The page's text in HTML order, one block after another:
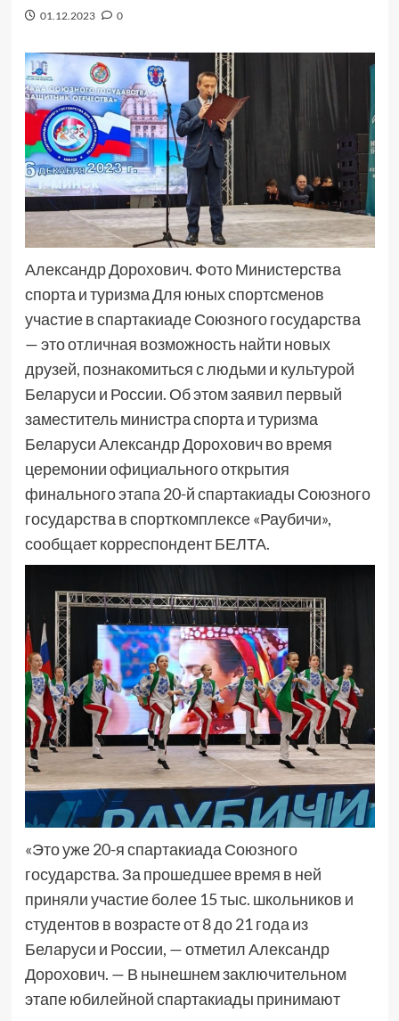
01.12.2023 0
Александр Дорохович. Фото Министерства
спорта и туризма Для юных спортсменов
участие в спартакиаде Союзного государства
— это отличная возможность найти новых
друзей, познакомиться с людьми и культурой
Беларуси и России. Об этом заявил первый
заместитель министра спорта и туризма
Беларуси Александр Дорохович во время
церемонии официального открытия
финального этапа 20-й спартакиады Союзного
государства в спорткомплексе «Раубичи»,
сообщает корреспондент БЕЛТА.
«Это уже 20-я спартакиада Союзного
государства. За прошедшее время в ней
приняли участие более 15 тыс. школьников и
студентов в возрасте от 8 до 21 года из
Беларуси и России, — отметил Александр
Дорохович. — В нынешнем заключительном
этапе юбилейной спартакиады принимают